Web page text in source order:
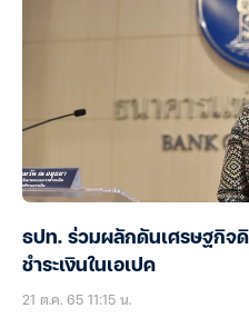
ธปท. ร่วมผลักดันเศรษฐกิจดิ
ชำระเงินในเอเปค
21 ต.ค. 65 11:15 น.